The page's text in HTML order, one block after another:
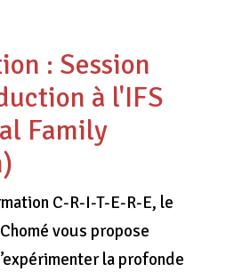
: Session
à l'IFS
Family
C-R-I-T-E-R-E, le
vous propose
la profonde